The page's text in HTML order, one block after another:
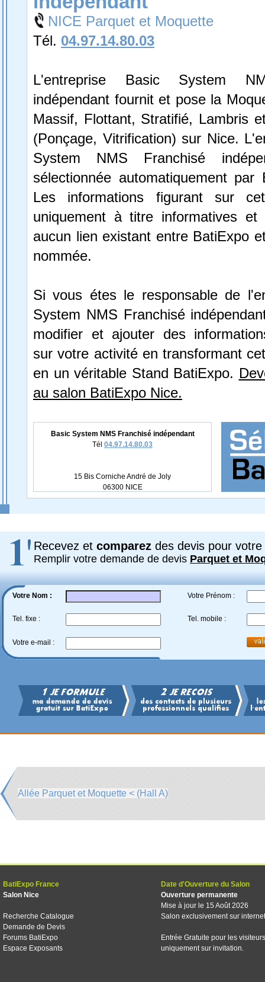
NICE Parquet et Moquette
Tél. 04.97.14.80.03
L'entreprise Basic System
indépendant fournit et pose la
Massif, Flottant, Stratifié, Lambris
(Ponçage, Vitrification) sur Nice.
System NMS Franchisé
sélectionnée automatiquement par
Les informations figurant sur
uniquement à titre informatives et
aucun lien existant entre BatiExpo
nommée.
Si vous étes le responsable de
System NMS Franchisé
modifier et ajouter des
sur votre activité en transformant
en un véritable Stand BatiExpo.
au salon BatiExpo Nice.
Basic System NMS Franchisé indépendant
Tél 04.97.14.80.03
15 Bis Corniche André de Joly
06300 NICE
Recevez et comparez des devis pour votre
Remplir votre demande de devis Parquet et
Votre Nom : Votre Prénom :
Tel. fixe : Tel. mobile :
Votre e-mail :
Allée Parquet et Moquette < (Hall A)
BatiExpo France
Salon Nice
Recherche Catalogue
Demande de Devis
Forums BatiExpo
Espace Exposants
Date d'Ouverture du Salon
Ouverture permanente
Mise à jour le 15 Août 2026
Salon exclusivement sur internet
Entrée Gratuite pour les visiteurs
uniquement sur invitation.